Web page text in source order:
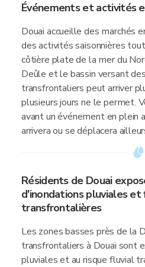
Événements et activités
Douai accueille des marchés
des activités saisonnières
côtière plate de la mer du
Deûle et le bassin versant
transfrontaliers peut arriver
plusieurs jours ne le permet.
avant un événement en plein
arrivera ou se déplacera
Résidents de Douai
d'inondations pluviales et
transfrontalières
Les zones basses près de la
transfrontaliers à Douai sont
pluviales et au risque fluvial